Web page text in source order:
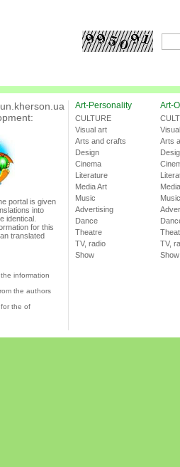
portal is given
into
identical.
for this
translated
information
the authors
the of
Art-Personality
CULTURE
Visual art
Arts and crafts
Design
Cinema
Literature
Media Art
Music
Advertising
Dance
Theatre
TV, radio
Show
Art-
Arts
Music
TV,
Show